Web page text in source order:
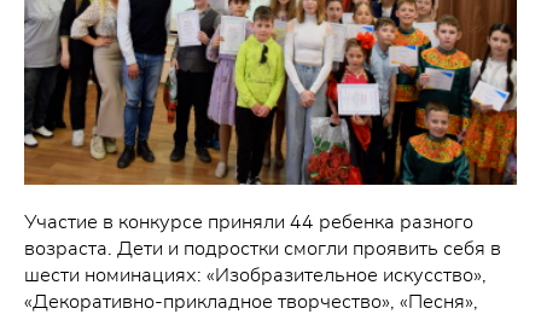
Участие в конкурсе приняли 44 ребенка разного
возраста. Дети и подростки смогли проявить себя в
шести номинациях: «Изобразительное искусство»,
«Декоративно-прикладное творчество», «Песня»,